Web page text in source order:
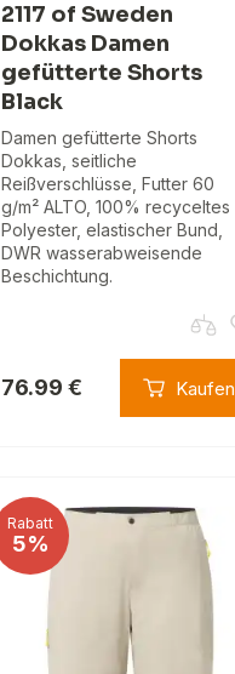
2117 of Sweden
Dokkas Damen
gefütterte Shorts
Black
Damen gefütterte Shorts
Dokkas, seitliche
Reißverschlüsse, Futter 60
g/m² ALTO, 100% recyceltes
Polyester, elastischer Bund,
DWR wasserabweisende
Beschichtung.
76.99 € Kaufen
Rabatt
5%